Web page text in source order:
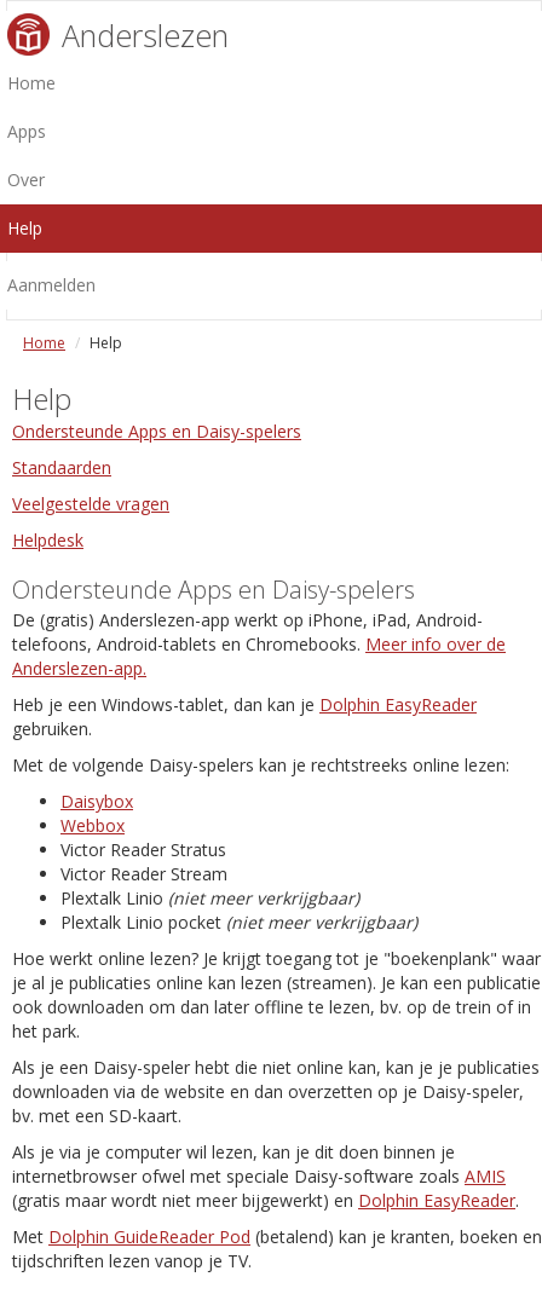
Anderslezen
Home
Apps
Over
Help
Aanmelden
Home Help
Help
Ondersteunde Apps en Daisy-spelers
Standaarden
Veelgestelde vragen
Helpdesk
Ondersteunde Apps en Daisy-spelers
De (gratis) Anderslezen-app werkt op iPhone, iPad, Android-
telefoons, Android-tablets en Chromebooks. Meer info over de
Anderslezen-app.
Heb je een Windows-tablet, dan kan je Dolphin EasyReader
gebruiken.
Met de volgende Daisy-spelers kan je rechtstreeks online lezen:
Daisybox
Webbox
Victor Reader Stratus
Victor Reader Stream
Plextalk Linio (niet meer verkrijgbaar)
Plextalk Linio pocket (niet meer verkrijgbaar)
Hoe werkt online lezen? Je krijgt toegang tot je "boekenplank" waar
je al je publicaties online kan lezen (streamen). Je kan een publicatie
ook downloaden om dan later offline te lezen, bv. op de trein of in
het park.
Als je een Daisy-speler hebt die niet online kan, kan je je publicaties
downloaden via de website en dan overzetten op je Daisy-speler,
bv. met een SD-kaart.
Als je via je computer wil lezen, kan je dit doen binnen je
internetbrowser ofwel met speciale Daisy-software zoals AMIS
(gratis maar wordt niet meer bijgewerkt) en Dolphin EasyReader.
Met Dolphin GuideReader Pod (betalend) kan je kranten, boeken en
tijdschriften lezen vanop je TV.